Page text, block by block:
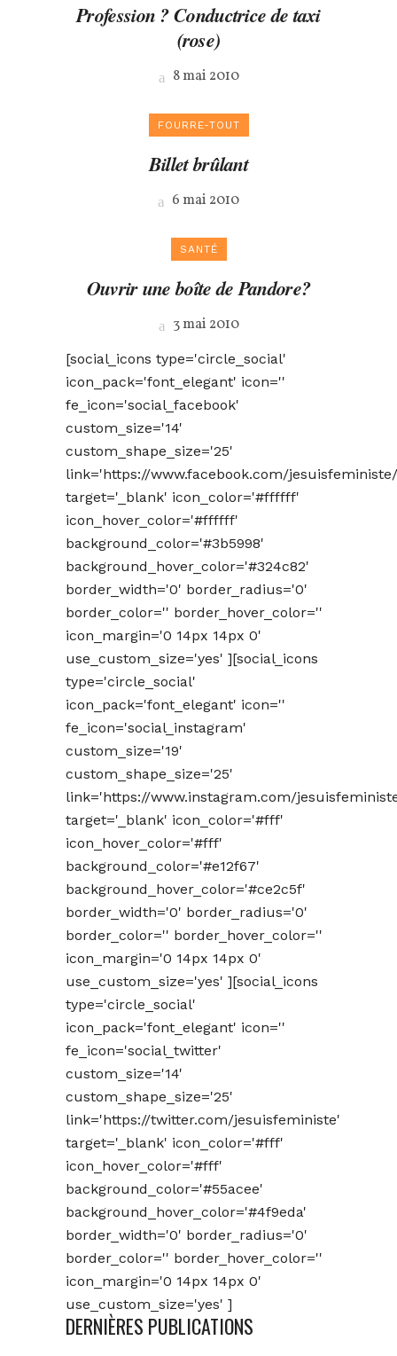
Profession ? Conductrice de taxi
(rose)
8 mai 2010
FOURRE-TOUT
Billet brûlant
6 mai 2010
SANTÉ
Ouvrir une boîte de Pandore?
3 mai 2010
[social_icons type='circle_social'
icon_pack='font_elegant' icon=''
fe_icon='social_facebook'
custom_size='14'
custom_shape_size='25'
link='https://www.facebook.com/
target='_blank' icon_color='#ffffff'
icon_hover_color='#ffffff'
background_color='#3b5998'
background_hover_color='#324c82'
border_width='0' border_radius='0'
border_color='' border_hover_color=''
icon_margin='0 14px 14px 0'
use_custom_size='yes' ][social_icons
type='circle_social'
icon_pack='font_elegant' icon=''
fe_icon='social_instagram'
custom_size='19'
custom_shape_size='25'
link='https://www.instagram.com/
target='_blank' icon_color='#fff'
icon_hover_color='#fff'
background_color='#e12f67'
background_hover_color='#ce2c5f'
border_width='0' border_radius='0'
border_color='' border_hover_color=''
icon_margin='0 14px 14px 0'
use_custom_size='yes' ][social_icons
type='circle_social'
icon_pack='font_elegant' icon=''
fe_icon='social_twitter'
custom_size='14'
custom_shape_size='25'
link='https://twitter.com/jesuisfeministe'
target='_blank' icon_color='#fff'
icon_hover_color='#fff'
background_color='#55acee'
background_hover_color='#4f9eda'
border_width='0' border_radius='0'
border_color='' border_hover_color=''
icon_margin='0 14px 14px 0'
use_custom_size='yes' ]
DERNIÈRES PUBLICATIONS